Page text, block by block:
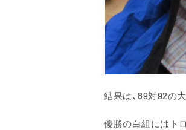
結果は、89対92の
優勝の白組には ト